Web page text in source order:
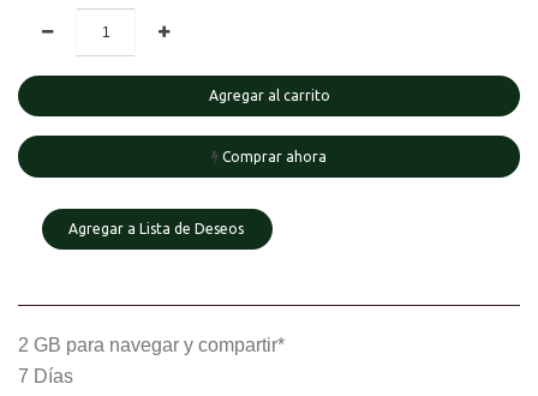
Agregar al carrito
Comprar ahora
Agregar a Lista de Deseos
2 GB para navegar y compartir*
7 Días